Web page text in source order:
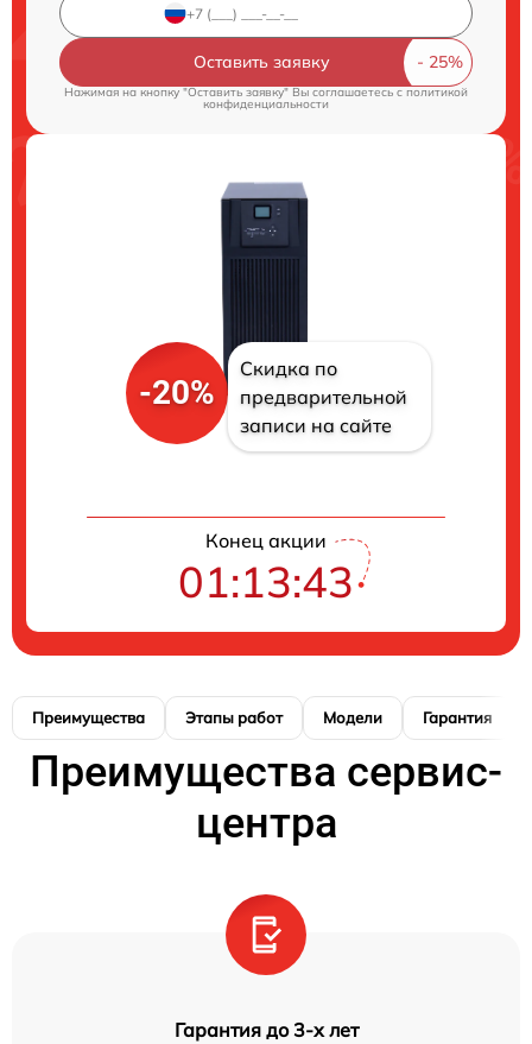
Оставить заявку
Нажимая на кнопку "Оставить заявку" Вы соглашаетесь c политикой
конфиденциальности
-20%
Скидка по
предварительной
записи на сайте
Конец акции
01:13:42
Преимущества Этапы работ Модели Гарантия
Преимущества сервис-
центра
Гарантия до 3-х лет